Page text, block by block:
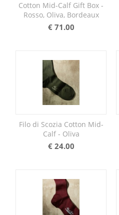
Cotton Mid-Calf Gift Box -
Rosso, Oliva, Bordeaux
€ 71.00
Filo di Scozia Cotton Mid-
Calf - Oliva
€ 24.00